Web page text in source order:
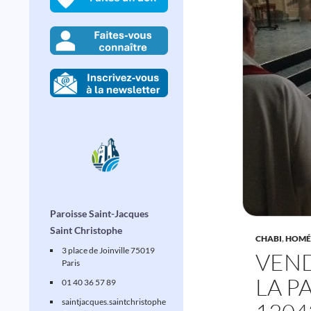
CHABI,
LA
Paroisse Saint-Jacques
Saint Christophe
3 place de Joinville 75019
Paris
01 40 36 57 89
saintjacques .saintchristophe